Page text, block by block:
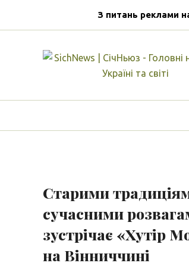
З питань реклами
Старими
сучасними
зустрічає «Хутір
на Вінниччині